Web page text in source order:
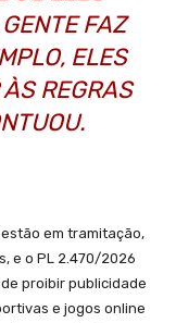
FAZ
ELES
REGRAS
em tramitação,
e o PL 2.470/2026
proibir publicidade
e jogos online